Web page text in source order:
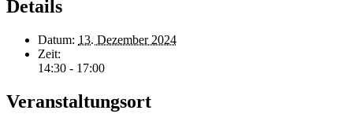
Details
Datum: 13. Dezember 2024
Zeit:
14:30 - 17:00
Veranstaltungsort